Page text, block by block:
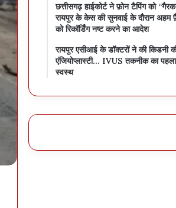
छत्तीसगढ़ हाईकोर्ट ने फ़ोन टैपिंग को
रायपुर के केस की सुनवाई के दौरान
को रिकॉर्डिंग नष्ट करने का आदेश
रायपुर एसीआई के डॉक्टरों ने की किडनी
एंजियोप्लास्टी… IVUS तकनीक का
स्वस्थ